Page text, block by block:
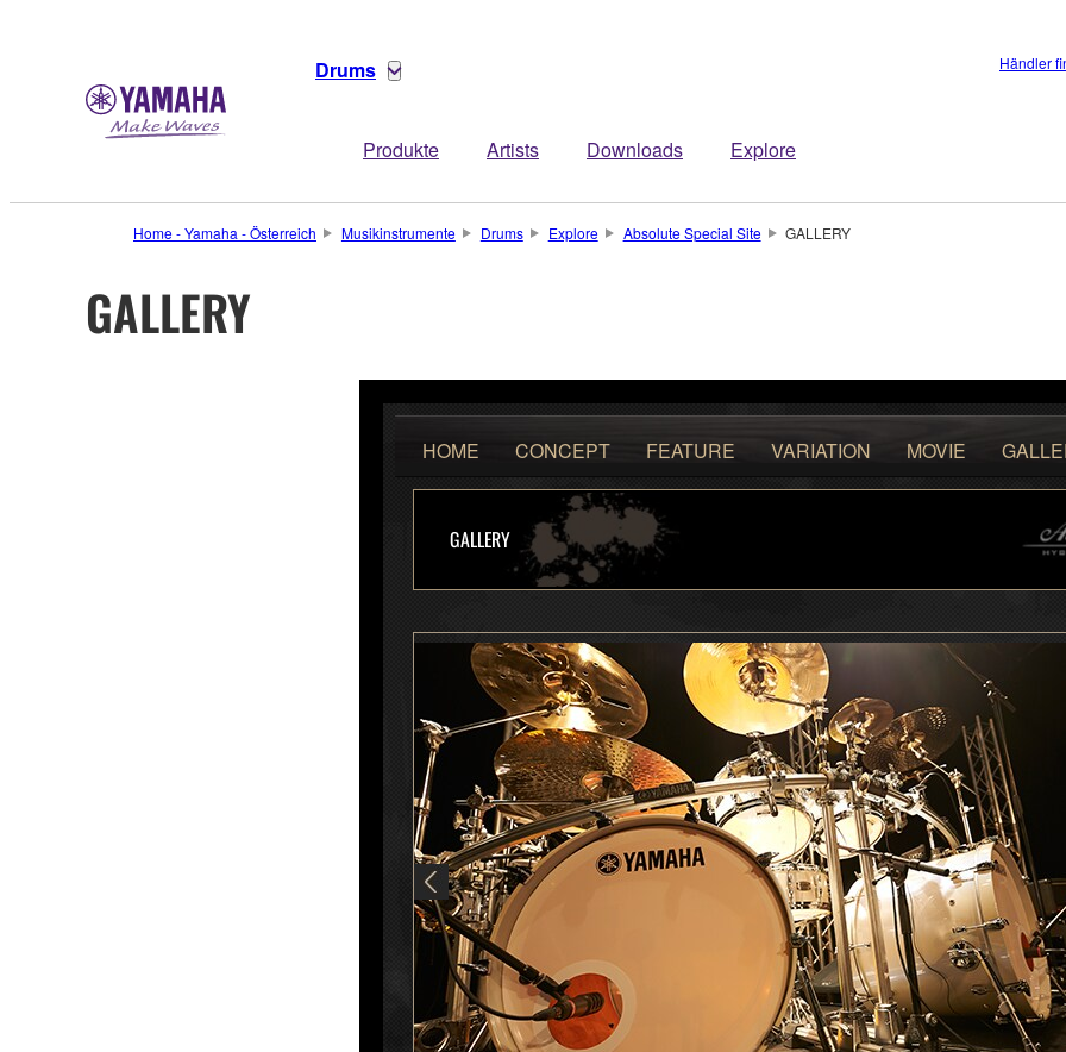
Drums
Produkte Artists Downloads Explore
Händler
Home - Yamaha - Österreich Musikinstrumente Drums Explore Absolute Special Site GALLERY
GALLERY
HOME CONCEPT FEATURE VARIATION MOVIE
GALLERY